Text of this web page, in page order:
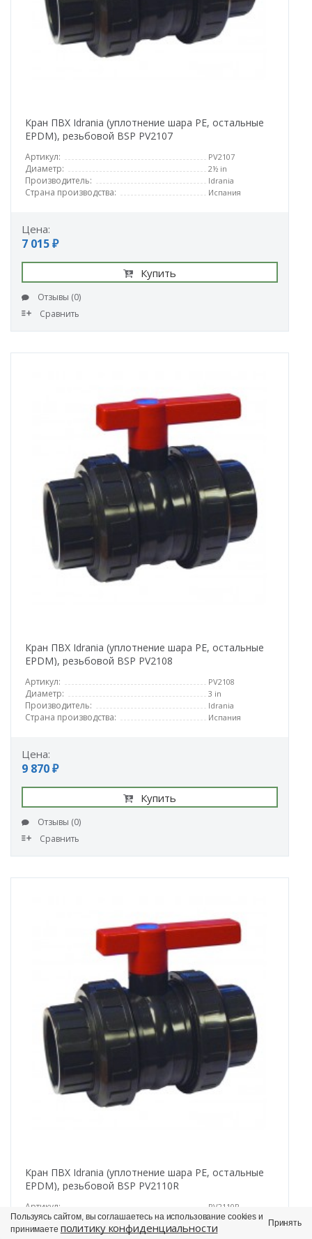
Кран ПВХ Idrania (уплотнение шара PE, остальные
EPDM), резьбовой BSP PV2107
Артикул: PV2107
Диаметр: 2½ in
Производитель: Idrania
Страна производства: Испания
Цена:
7 015 ₽
Купить
Отзывы (0)
Сравнить
Кран ПВХ Idrania (уплотнение шара PE, остальные
EPDM), резьбовой BSP PV2108
Артикул: PV2108
Диаметр: 3 in
Производитель: Idrania
Страна производства: Испания
Цена:
9 870 ₽
Купить
Отзывы (0)
Сравнить
Кран ПВХ Idrania (уплотнение шара PE, остальные
EPDM), резьбовой BSP PV2110R
Артикул: PV2110R
Диаметр: 4 in
Производитель: Idrania
Пользуясь сайтом, вы соглашаетесь на использование cookies и
принимаете политику конфиденциальности Принять